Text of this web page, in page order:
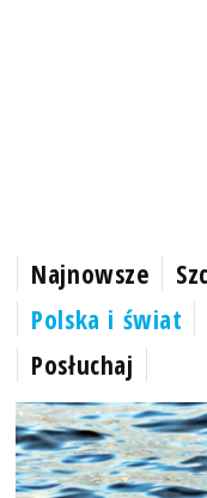
Najnowsze
Polska i świat
Posłuchaj